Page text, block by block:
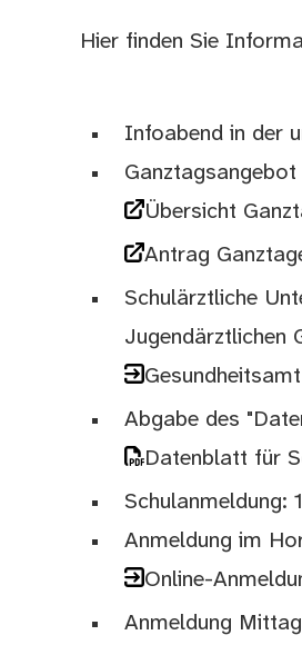
Hier finden Sie
Infoabend in der
Ganztagsangebot
Übersicht
Antrag
Schulärztliche
Jugendärztlichen
Abgabe des
Datenblatt für
Schulanmeldung:
Anmeldung im
Online-
Anmeldung